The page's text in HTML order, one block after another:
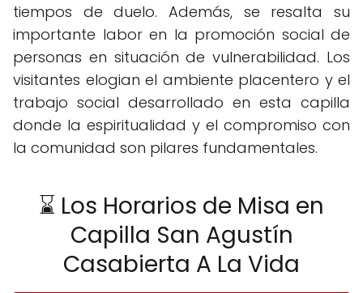
tiempos de duelo. Además, se resalta su
importante labor en la promoción social de
personas en situación de vulnerabilidad. Los
visitantes elogian el ambiente placentero y el
trabajo social desarrollado en esta capilla
donde la espiritualidad y el compromiso con
la comunidad son pilares fundamentales.
⌛ Los Horarios de Misa en
Capilla San Agustín
Casabierta A La Vida